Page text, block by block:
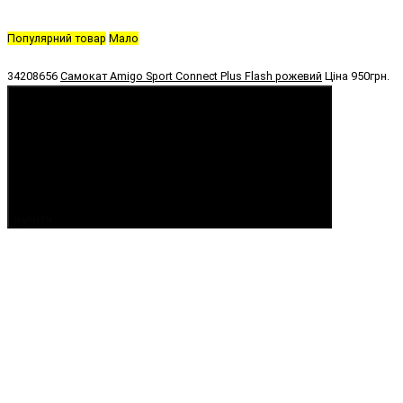
Популярний товар Мало
34208656 Самокат Amigo Sport Connect Plus Flash рожевий Ціна 950грн.